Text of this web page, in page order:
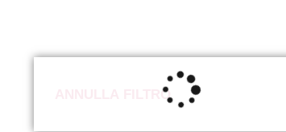
ANNULLA FILTRO